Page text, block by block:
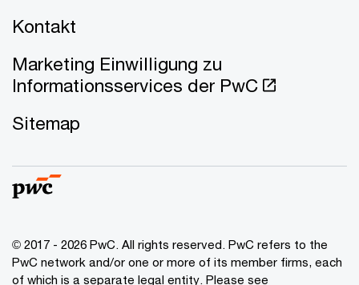
Kontakt
Marketing Einwilligung zu
Informationsservices der PwC
Sitemap
© 2017 - 2026 PwC. All rights reserved. PwC refers to the
PwC network and/or one or more of its member firms, each
of which is a separate legal entity. Please see